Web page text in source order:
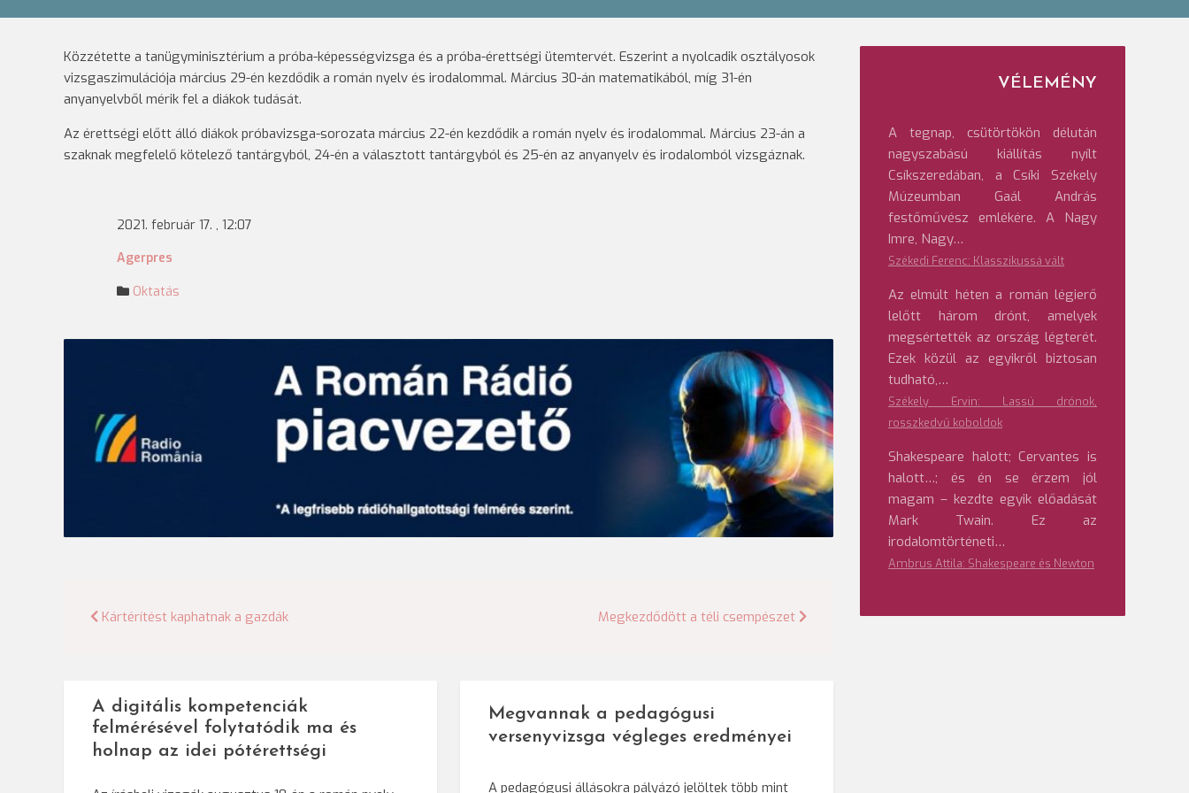
Közzétette a tanügyminisztérium a próba-képességvizsga és a próba-érettségi ütemtervét. Eszerint a nyolcadik osztályosok
vizsgaszimulációja március 29-én kezdődik a román nyelv és irodalommal. Március 30-án matematikából, míg 31-én
anyanyelvből mérik fel a diákok tudását.
Az érettségi előtt álló diákok próbavizsga-sorozata március 22-én kezdődik a román nyelv és irodalommal. Március 23-án a
szaknak megfelelő kötelező tantárgyból, 24-én a választott tantárgyból és 25-én az anyanyelv és irodalomból vizsgáznak.
2021. február 17. , 12:07
Agerpres
Oktatás
Bejegyzés
Kártérítést kaphatnak a gazdák Megkezdődött a téli csempészet
A digitális kompetenciák
felmérésével folytatódik ma és
holnap az idei pótérettségi
Megvannak a pedagógusi
versenyvizsga végleges eredményei
A pedagógusi állásokra pályázó jelöltek több mint
VÉLEMÉNY
A tegnap, csütörtökön délután
nagyszabású kiállítás nyílt
Csíkszeredában, a Csíki Székely
Múzeumban Gaál András
festőművész emlékére. A Nagy
Imre, Nagy…
Székedi Ferenc: Klasszikussá vált
Az elmúlt héten a román légierő
lelőtt három drónt, amelyek
megsértették az ország légterét.
Ezek közül az egyikről biztosan
tudható,…
Székely Ervin: Lassú drónok,
rosszkedvű koboldok
Shakespeare halott; Cervantes is
halott…; és én se érzem jól
magam – kezdte egyik előadását
Mark Twain. Ez az
irodalomtörténeti…
Ambrus Attila: Shakespeare és Newton